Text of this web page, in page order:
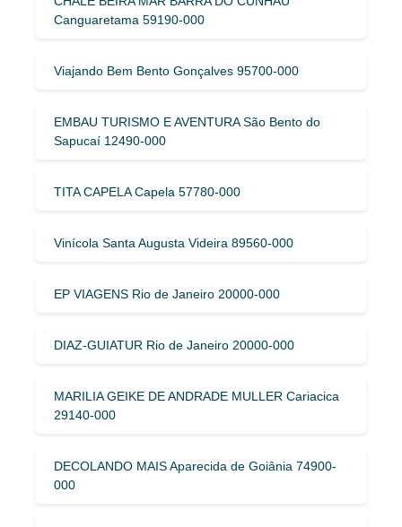
Canguaretama 59190-000
Viajando Bem Bento Gonçalves 95700-000
EMBAU TURISMO E AVENTURA São Bento do
Sapucaí 12490-000
TITA CAPELA Capela 57780-000
Vinícola Santa Augusta Videira 89560-000
EP VIAGENS Rio de Janeiro 20000-000
DIAZ-GUIATUR Rio de Janeiro 20000-000
MARILIA GEIKE DE ANDRADE MULLER Cariacica
29140-000
DECOLANDO MAIS Aparecida de Goiânia 74900-
000